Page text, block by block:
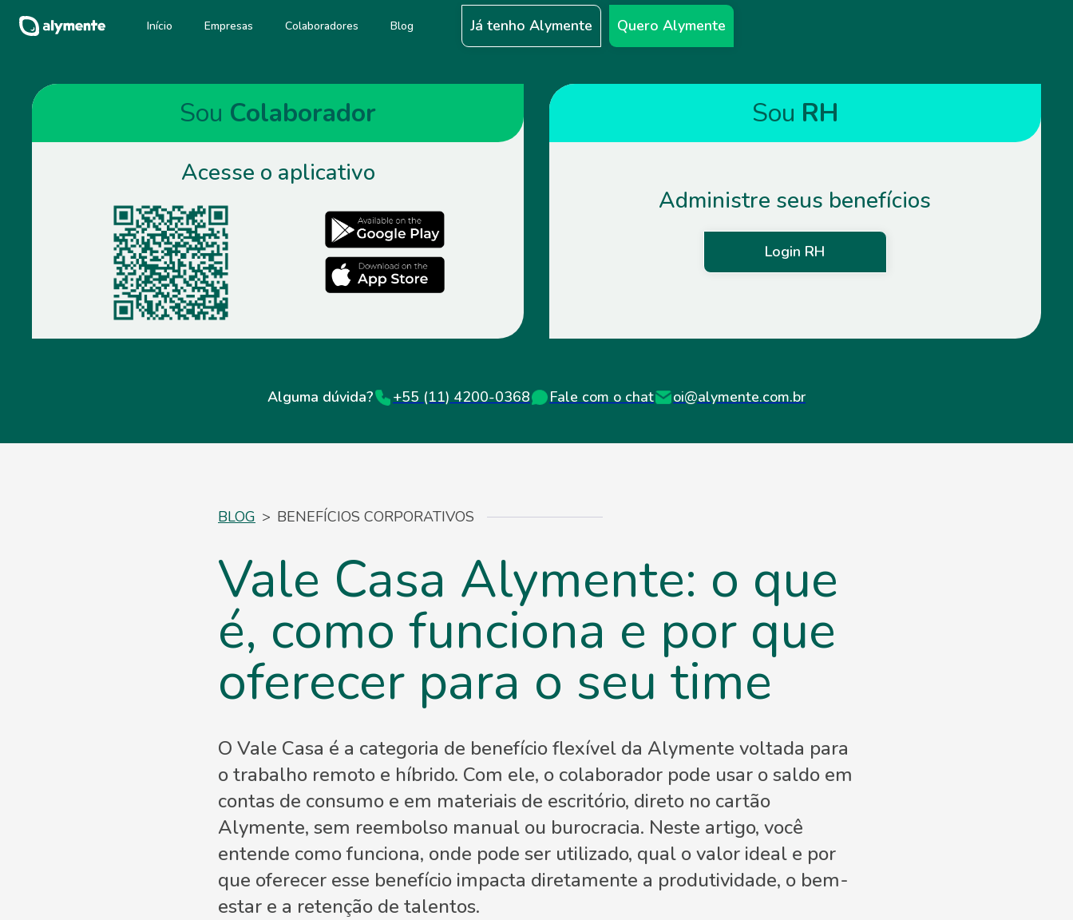
Início Empresas Colaboradores Blog Já tenho Alymente Quero Alymente
Sou Colaborador
Acesse o aplicativo
Sou RH
Administre seus benefícios
Login RH
Alguma dúvida? +55 (11) 4200-0368 Fale com o chat oi@alymente.com.br
BLOG > BENEFÍCIOS CORPORATIVOS
Vale Casa Alymente: o que
é, como funciona e por que
oferecer para o seu time
O Vale Casa é a categoria de benefício flexível da Alymente voltada para
o trabalho remoto e híbrido. Com ele, o colaborador pode usar o saldo em
contas de consumo e em materiais de escritório, direto no cartão
Alymente, sem reembolso manual ou burocracia. Neste artigo, você
entende como funciona, onde pode ser utilizado, qual o valor ideal e por
que oferecer esse benefício impacta diretamente a produtividade, o bem-
estar e a retenção de talentos.